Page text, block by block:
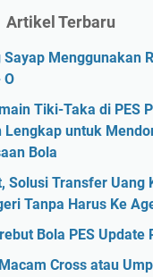
Artikel Terbaru
Sayap Menggunakan
O
Tiki-Taka di PES
Lengkap untuk
Bola
Solusi Transfer Uang
Tanpa Harus Ke
Bola PES Update
Cross atau